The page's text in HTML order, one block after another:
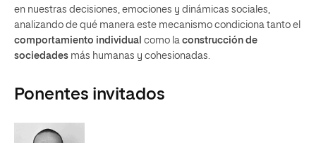
en nuestras decisiones, emociones y dinámicas sociales,
analizando de qué manera este mecanismo condiciona tanto el
comportamiento individual como la construcción de
sociedades más humanas y cohesionadas.
Ponentes invitados